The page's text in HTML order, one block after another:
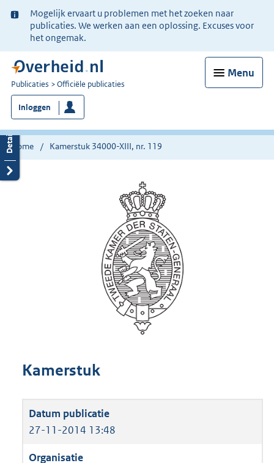
Ter
informatie:
Mogelijk ervaart u problemen met het zoeken naar
publicaties. We werken aan een oplossing. Excuses voor
het ongemak.
Menu
U
bent
nu
hier:
Publicaties Officiële publicaties
Inloggen
Home Kamerstuk 34000-XIII, nr. 119
Kamerstuk
27-11-2014 13:48